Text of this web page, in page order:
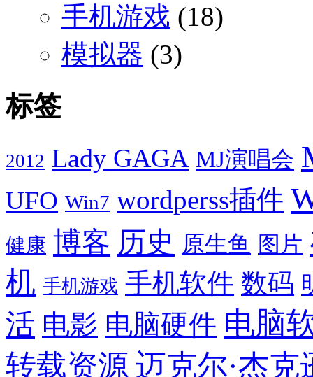
手机游戏 (18)
模拟器 (3)
标签
2012 Lady GAGA MJ演唱会
UFO Win7 wordperss插件
健康 博客 历史 原生鱼 图片
机 手机游戏 手机软件 数码
活 电影 电脑硬件 电脑
转载资源 迈克尔·杰克